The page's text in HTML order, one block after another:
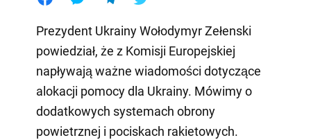
Prezydent Ukrainy Wołodymyr Zełenski
powiedział, że z Komisji Europejskiej
napływają ważne wiadomości dotyczące
alokacji pomocy dla Ukrainy. Mówimy o
dodatkowych systemach obrony
powietrznej i pociskach rakietowych.